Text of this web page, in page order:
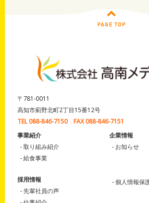
〒781-0011
高知市薊野北町2丁目15番12号
TEL 088-846-7150 FAX 088-846-7151
事業紹介
取り組み紹介
給食事業
企業情報
お知らせ
採用情報
先輩社員の声
個人情報保